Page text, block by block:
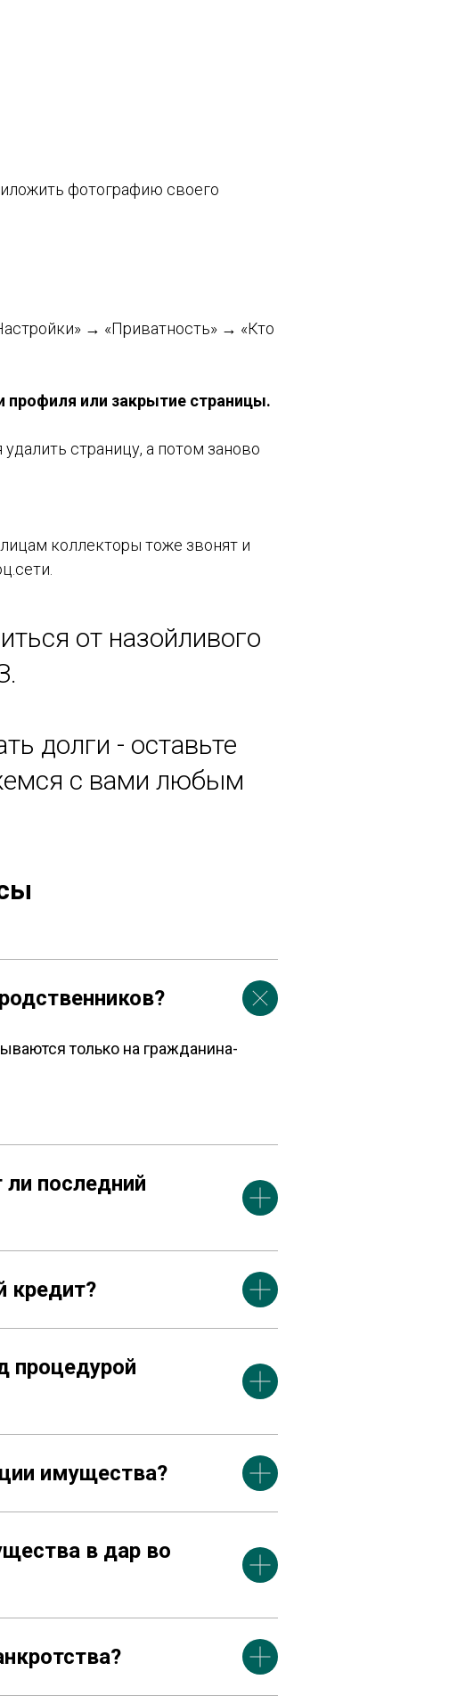
фотографию своего
→ «Приватность» → «Кто
профиля или закрытие страницы.
страницу, а потом заново
коллекторы тоже звонят и
от назойливого
долги - оставьте
с вами любым
только на гражданина-
последний
кредит?
процедурой
имущества?
в дар во